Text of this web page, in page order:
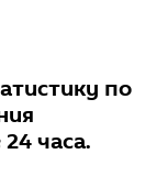
по
часа.